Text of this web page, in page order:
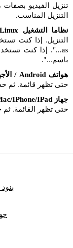
تنزيل الفيديو بصفات
التنزيل المناسب.
نظاما التشغيل Windows/Linux:
باسم...".
هواتف Android / الأجهزة اللوحية:
حتى تظهر قائمة. ثم
جهاز Mac/IPhone/IPad:
حتى تظهر القائمة.